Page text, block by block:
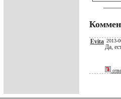
Evita 2013-
Да,